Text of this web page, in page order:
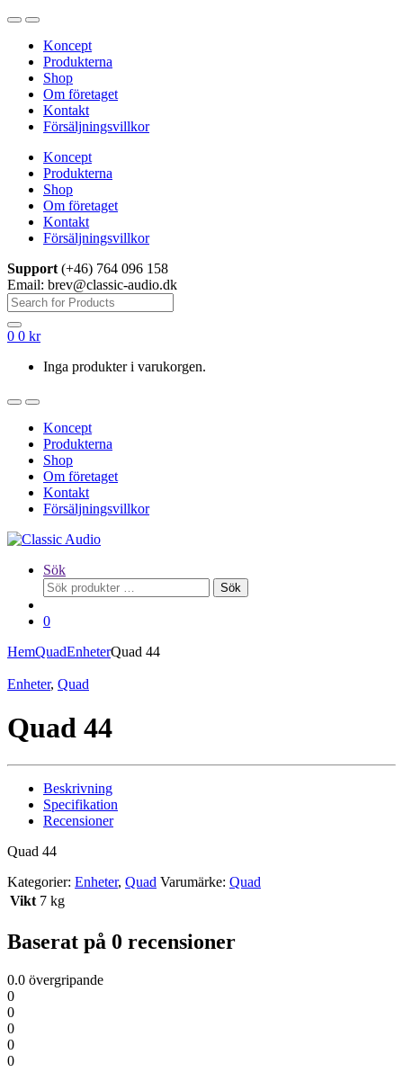
Hoppa
navigering
Hoppa
innehållKoncept
Produkterna
Shop
Om företaget
Kontakt
Försäljningsvillkor
Koncept
Produkterna
Shop
Om företaget
Kontakt
Försäljningsvillkor
Support (+46) 764 096 158
Email: brev@classic-audio.dk
Sök
efter:
0 0 kr
Inga produkter i varukorgen.
Koncept
Produkterna
Shop
Om företaget
Kontakt
Försäljningsvillkor
Sök
Sök
efter:
Sök
0
HemQuadEnheterQuad 44
Enheter, Quad
Quad 44
Beskrivning
Specifikation
Recensioner
Quad 44
Kategorier: Enheter, Quad Varumärke: Quad
Vikt 7 kg
Baserat på 0 recensioner
0.0 övergripande
0
0
0
0
0